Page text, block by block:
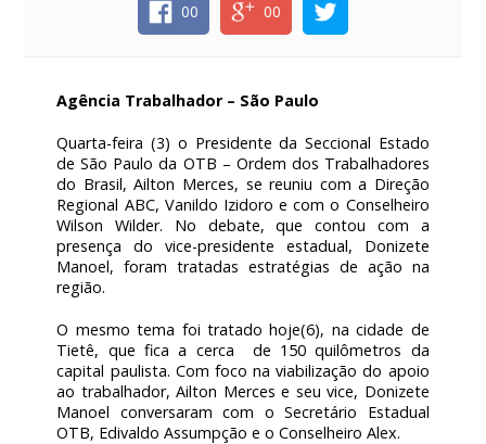
00 00
Agência Trabalhador – São Paulo
Quarta-feira (3) o Presidente da Seccional Estado
de São Paulo da OTB – Ordem dos Trabalhadores
do Brasil, Ailton Merces, se reuniu com a Direção
Regional ABC, Vanildo Izidoro e com o Conselheiro
Wilson Wilder. No debate, que contou com a
presença do vice-presidente estadual, Donizete
Manoel, foram tratadas estratégias de ação na
região.
O mesmo tema foi tratado hoje(6), na cidade de
Tietê, que fica a cerca de 150 quilômetros da
capital paulista. Com foco na viabilização do apoio
ao trabalhador, Ailton Merces e seu vice, Donizete
Manoel conversaram com o Secretário Estadual
OTB, Edivaldo Assumpção e o Conselheiro Alex.